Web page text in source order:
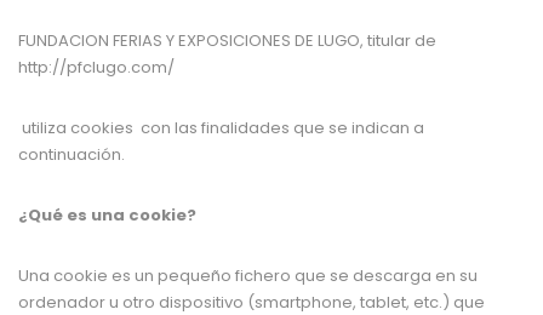
FUNDACION FERIAS Y EXPOSICIONES DE LUGO, titular de
http://pfclugo.com/
utiliza cookies con las finalidades que se indican a
continuación.
¿Qué es una cookie?
Una cookie es un pequeño fichero que se descarga en su
ordenador u otro dispositivo (smartphone, tablet, etc.) que